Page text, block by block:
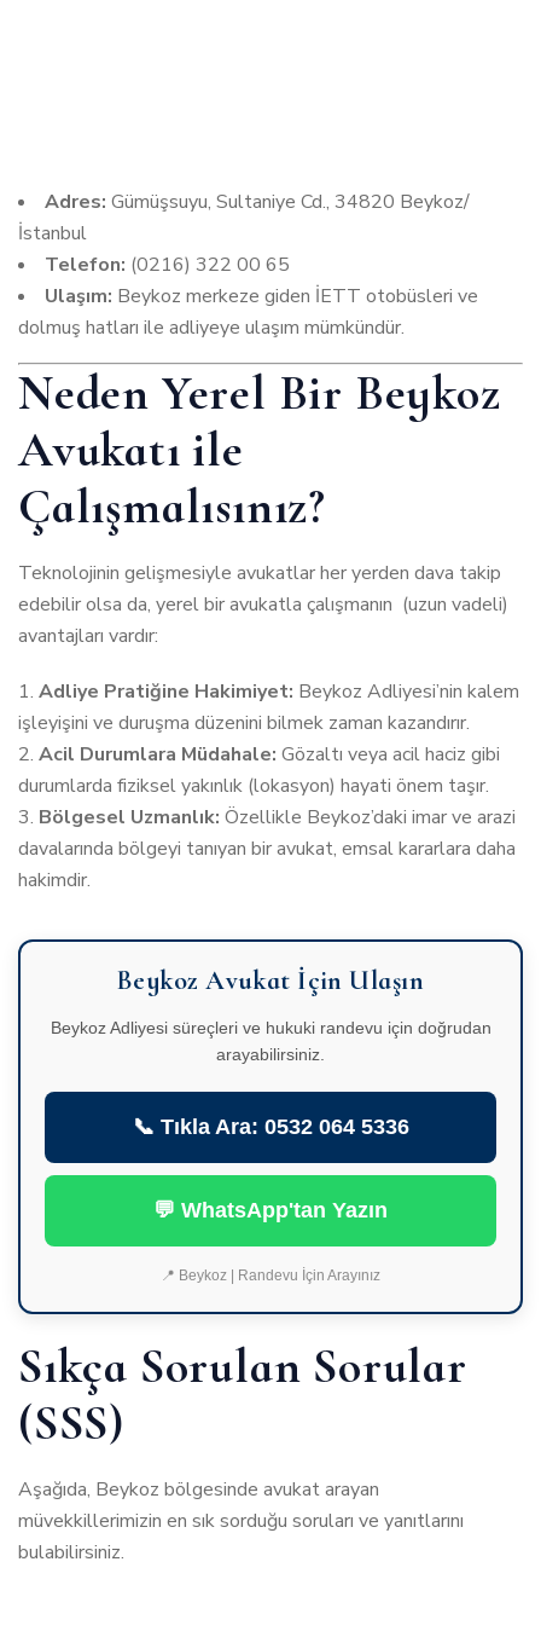
Adres: Gümüşsuyu, Sultaniye Cd., 34820 Beykoz/
İstanbul
Telefon: (0216) 322 00 65
Ulaşım: Beykoz merkeze giden İETT otobüsleri ve
dolmuş hatları ile adliyeye ulaşım mümkündür.
Neden Yerel Bir Beykoz
Avukatı ile
Çalışmalısınız?
Teknolojinin gelişmesiyle avukatlar her yerden dava takip
edebilir olsa da, yerel bir avukatla çalışmanın (uzun vadeli)
avantajları vardır:
Adliye Pratiğine Hakimiyet: Beykoz Adliyesi’nin kalem
işleyişini ve duruşma düzenini bilmek zaman kazandırır.
Acil Durumlara Müdahale: Gözaltı veya acil haciz gibi
durumlarda fiziksel yakınlık (lokasyon) hayati önem taşır.
Bölgesel Uzmanlık: Özellikle Beykoz’daki imar ve arazi
davalarında bölgeyi tanıyan bir avukat, emsal kararlara daha
hakimdir.
Beykoz Avukat İçin Ulaşın
Beykoz Adliyesi süreçleri ve hukuki randevu için doğrudan
arayabilirsiniz.
📞 Tıkla Ara: 0532 064 5336
💬 WhatsApp'tan Yazın
📍 Beykoz | Randevu İçin Arayınız
Sıkça Sorulan Sorular
(SSS)
Aşağıda, Beykoz bölgesinde avukat arayan
müvekkillerimizin en sık sorduğu soruları ve yanıtlarını
bulabilirsiniz.